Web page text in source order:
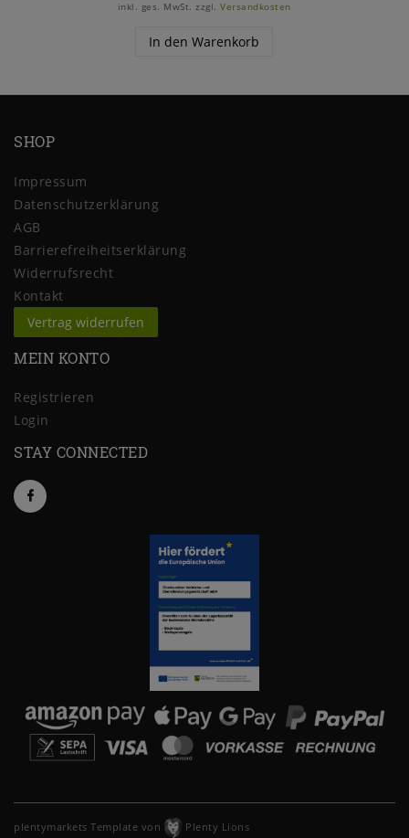
inkl. ges. MwSt. zzgl.Versandkosten
In den Warenkorb
SHOP
Impressum
Daten­schutz­erklärung
AGB
Barrierefreiheitserklärung
Widerrufs­recht
Kontakt
Vertrag widerrufen
MEIN KONTO
Registrieren
Login
STAY CONNECTED
plentymarkets Template von Plenty Lions